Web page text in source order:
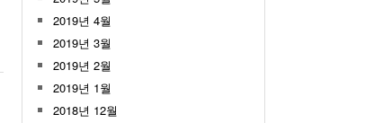
2019년 4월
2019년 3월
2019년 2월
2019년 1월
2018년 12월